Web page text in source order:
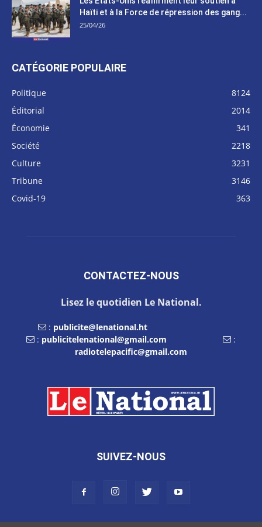
Haïti et à la Force de répression des gang...
25/04/26
CATÉGORIE POPULAIRE
Politique
8124
Éditorial
2014
Économie
341
Société
2218
Culture
3231
Tribune
3146
Covid-19
363
CONTACTEZ-NOUS
Lisez le quotidien Le National.
: publicite@lenational.ht
: publicitelenational@gmail.com
:
radiotelepacific@gmail.com
SUIVEZ-NOUS